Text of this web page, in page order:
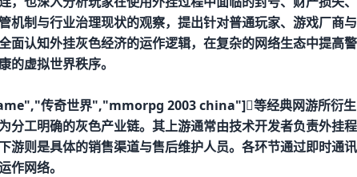
机制与行业治理现状的观察，提出针对普通玩家、游戏厂商
面认知外挂灰色经济的运作逻辑，在复杂的网络生态中提高
的虚拟世界秩序。
传奇世界","mmorpg 2003 china"]等经典网游所衍生
分工明确的灰色产业链。其上游通常由技术开发者负责外挂
游则是具体的销售渠道与售后维护人员。各环节通过即时通
作网络。